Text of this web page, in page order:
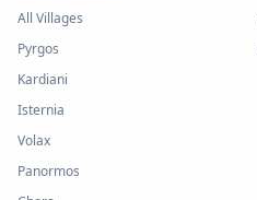
All Villages
Pyrgos
Kardiani
Isternia
Volax
Panormos